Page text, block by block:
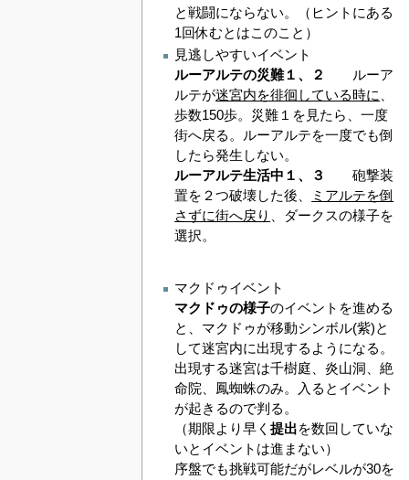
と戦闘にならない。（ヒントにある
1回休むとはこのこと）
見逃しやすいイベント
ルーアルテの災難１、２
ルーア
ルテが迷宮内を徘徊している時に
歩数150歩。災難１を見たら、一度
街へ戻る。ルーアルテを一度でも倒
したら発生しない。
ルーアルテ生活中１、３
砲撃装
置を２つ破壊した後、
ミアルテを倒
さずに街へ戻り
、ダークスの様子を
選択。
マクドゥイベント
マクドゥの様子のイベントを進める
と、マクドゥが移動シンボル(紫)と
して迷宮内に出現するようになる。
出現する迷宮は千樹庭、炎山洞、絶
命院、鳳蜘蛛のみ。入るとイベント
が起きるので判る。
（期限より早く提出を数回していな
いとイベントは進まない）
序盤でも挑戦可能だがレベルが30を